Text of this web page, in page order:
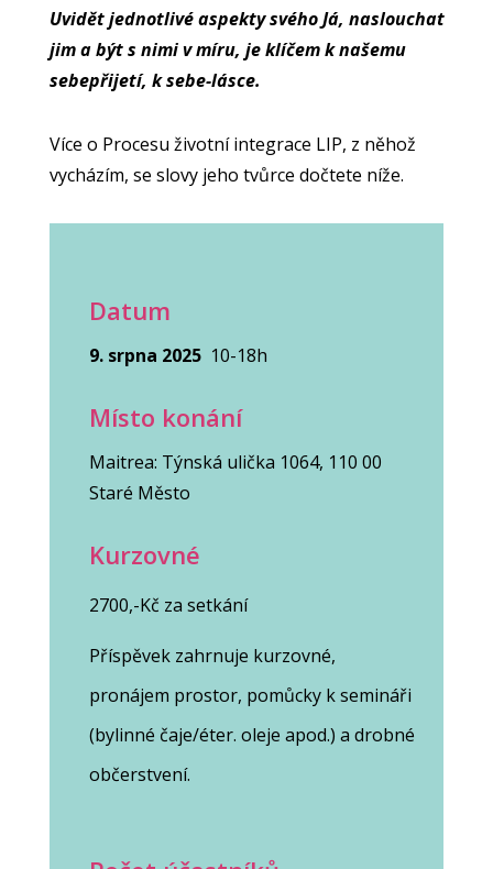
Uvidět jednotlivé aspekty svého Já, naslouchat
jim a být s nimi v míru, je klíčem k našemu
sebepřijetí, k sebe-lásce.
Více o Procesu životní integrace LIP, z něhož
vycházím, se slovy jeho tvůrce dočtete níže.
Datum
9. srpna 202510-18h
Místo konání
Maitrea: Týnská ulička 1064, 110 00
Staré Město
Kurzovné
2700,-Kč za setkání
Příspěvek zahrnuje kurzovné,
pronájem prostor, pomůcky k semináři
(bylinné čaje/éter. oleje apod.) a drobné
občerstvení.